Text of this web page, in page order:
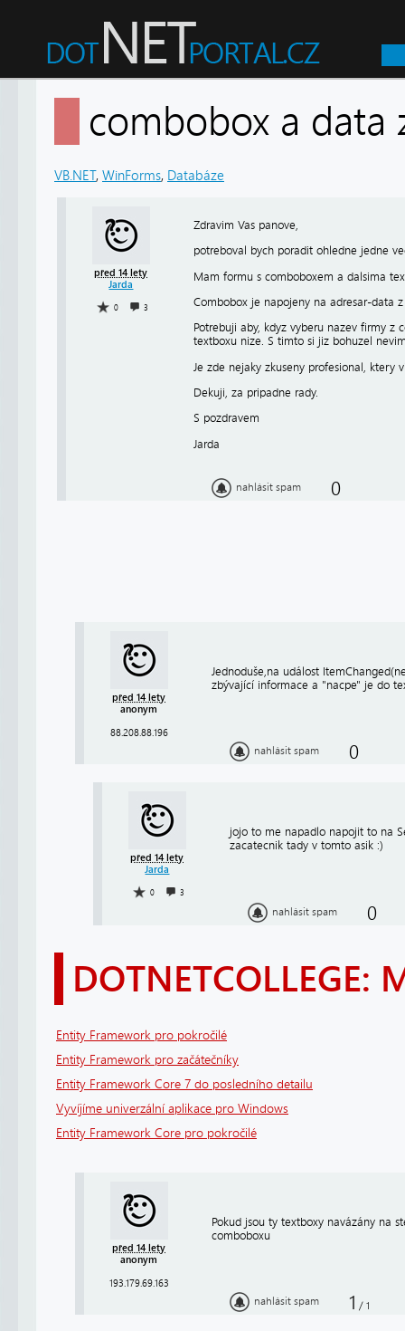
combobox a
VB.NET, WinForms, Databáze
před 14 lety
Jarda
0 3
Zdravim Vas panove,
potreboval bych poradit ohledne jedne
Mam formu s comboboxem a dalsima
Combobox je napojeny na adresar-data
Potrebuji aby, kdyz vyberu nazev firmy z
textboxu nize. S timto si jiz bohuzel
Je zde nejaky zkuseny profesional, ktery
Dekuji, za pripadne rady.
S pozdravem
Jarda
nahlásit spam 0
před 14 lety
anonym
88.208.88.196
Jednoduše,na událost
zbývající informace a "nacpe" je do
nahlásit spam 0
před 14 lety
Jarda
0 3
jojo to me napadlo napojit to na
zacatecnik tady v tomto asik :)
nahlásit spam 0
DOTNETCOLLEGE:
Entity Framework pro pokročilé
Entity Framework pro začátečníky
Entity Framework Core 7 do posledního detailu
Vyvíjíme univerzální aplikace pro Windows
Entity Framework Core pro pokročilé
před 14 lety
anonym
193.179.69.163
Pokud jsou ty textboxy navázány na
comboboxu
nahlásit spam 1 / 1